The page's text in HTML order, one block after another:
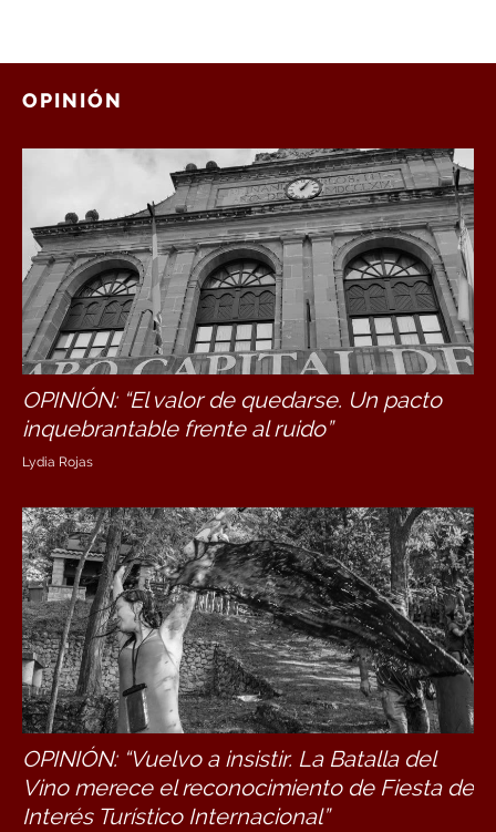
OPINIÓN
OPINIÓN: “El valor de quedarse. Un pacto
inquebrantable frente al ruido”
Lydia Rojas
OPINIÓN: “Vuelvo a insistir. La Batalla del
Vino merece el reconocimiento de Fiesta de
Interés Turístico Internacional”